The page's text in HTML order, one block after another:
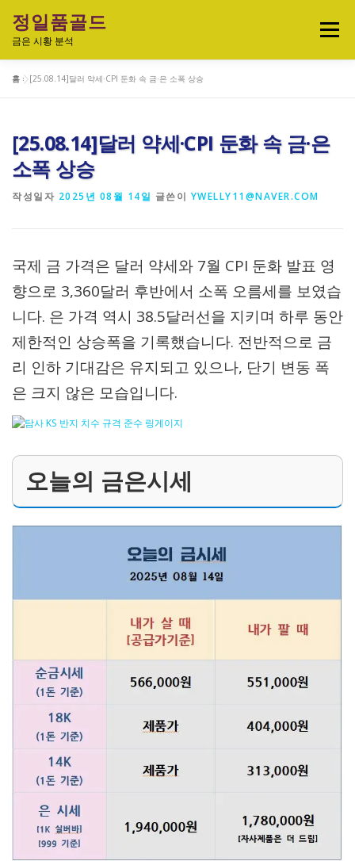
정일품골드
금은 시황 분석
메뉴
오늘의 금은시세 분석 금은 투자정보
정일품골드 제품관
홈 »[25.08.14]달러 약세·CPI 둔화 속 금·은 소폭 상승
[25.08.14]달러 약세·CPI 둔화 속 금·은
소폭 상승
작성일자 2025년 08월 14일 글쓴이 YWELLY11@NAVER.COM
국제 금 가격은 달러 약세와 7월 CPI 둔화 발표 영
향으로 3,360달러 후반에서 소폭 오름세를 보였습
니다. 은 가격 역시 38.5달러선을 지키며 하루 동안
제한적인 상승폭을 기록했습니다. 전반적으로 금
리 인하 기대감은 유지되고 있으나, 단기 변동 폭
은 크지 않은 모습입니다.
오늘의 금은시세